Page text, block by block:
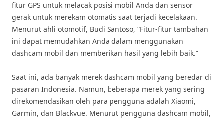
fitur GPS untuk melacak posisi mobil Anda dan sensor
gerak untuk merekam otomatis saat terjadi kecelakaan.
Menurut ahli otomotif, Budi Santoso, “Fitur-fitur tambahan
ini dapat memudahkan Anda dalam menggunakan
dashcam mobil dan memberikan hasil yang lebih baik.”
Saat ini, ada banyak merek dashcam mobil yang beredar di
pasaran Indonesia. Namun, beberapa merek yang sering
direkomendasikan oleh para pengguna adalah Xiaomi,
Garmin, dan Blackvue. Menurut pengguna dashcam mobil,